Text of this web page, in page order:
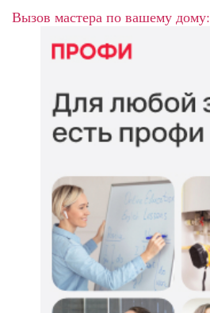
Вызов мастера по вашему дому: